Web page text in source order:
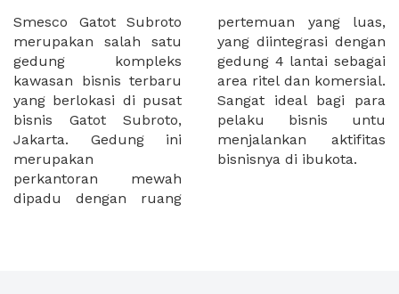
Smesco Gatot Subroto
merupakan salah satu
gedung kompleks
kawasan bisnis terbaru
yang berlokasi di pusat
bisnis Gatot Subroto,
Jakarta. Gedung ini
merupakan
perkantoran mewah
dipadu dengan ruang
pertemuan yang luas,
yang diintegrasi dengan
gedung 4 lantai sebagai
area ritel dan komersial.
Sangat ideal bagi para
pelaku bisnis untu
menjalankan aktifitas
bisnisnya di ibukota.